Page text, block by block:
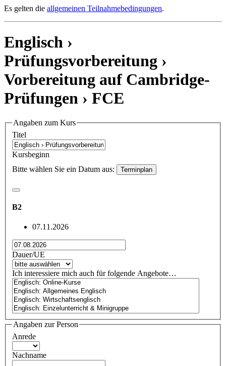
Es gelten die allgemeinen Teilnahmebedingungen.
Englisch ›
Prüfungsvorbereitung ›
Vorbereitung auf Cambridge-
Prüfungen › FCE
Angaben zum Kurs
Titel
Kursbeginn
Bitte wählen Sie ein Datum aus:
Terminplan
B2
07.11.2026
Dauer/UE
Ich interessiere mich auch für folgende Angebote…
Angaben zur Person
Anrede
Nachname